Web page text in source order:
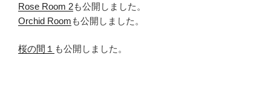
Rose Room 2も公開しました。
Orchid Room も公開しました。
桜の間１ も公開しました。